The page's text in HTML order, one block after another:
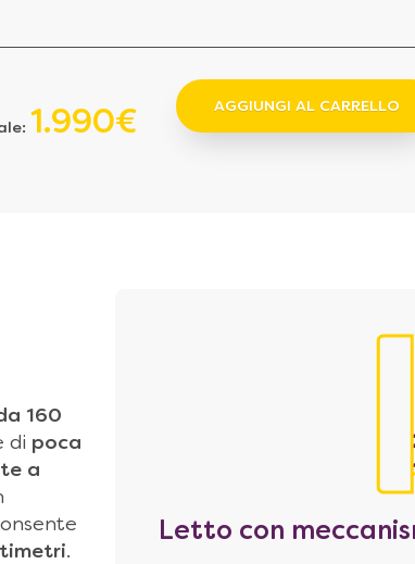
1.990€
AGGIUNGI AL CARRELLO
160
di poca
a
.
Letto con